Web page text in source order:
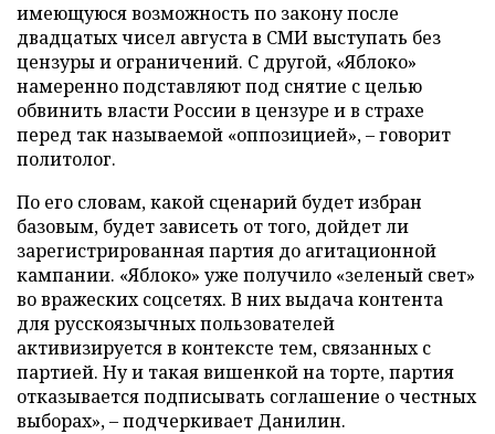
имеющуюся возможность по закону после
двадцатых чисел августа в СМИ выступать без
цензуры и ограничений. С другой, «Яблоко»
намеренно подставляют под снятие с целью
обвинить власти России в цензуре и в страхе
перед так называемой «оппозицией», – говорит
политолог.
По его словам, какой сценарий будет избран
базовым, будет зависеть от того, дойдет ли
зарегистрированная партия до агитационной
кампании. «Яблоко» уже получило «зеленый свет»
во вражеских соцсетях. В них выдача контента
для русскоязычных пользователей
активизируется в контексте тем, связанных с
партией. Ну и такая вишенкой на торте, партия
отказывается подписывать соглашение о честных
выборах», – подчеркивает Данилин.